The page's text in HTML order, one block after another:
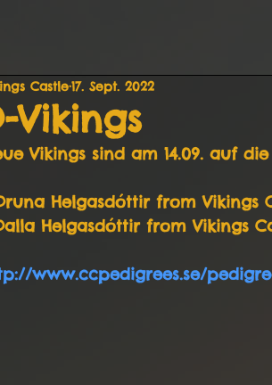
Vikings
Castle17. Sept. 2022
Vikings sind am 14.09. auf
Helgasdóttir from Vikings
Helgasdóttir from Vikings
www.ccpedigrees.se/